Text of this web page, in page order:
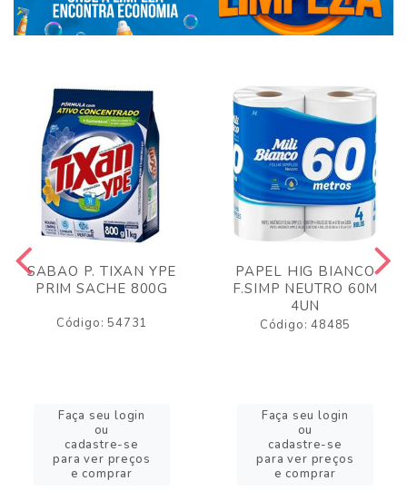
SABAO P. TIXAN YPE
PRIM SACHE 800G
Código: 54731
Faça seu login
ou
cadastre-se
para ver preços
e comprar
PAPEL HIG BIANCO
F.SIMP NEUTRO 60M
4UN
Código: 48485
Faça seu login
ou
cadastre-se
para ver preços
e comprar